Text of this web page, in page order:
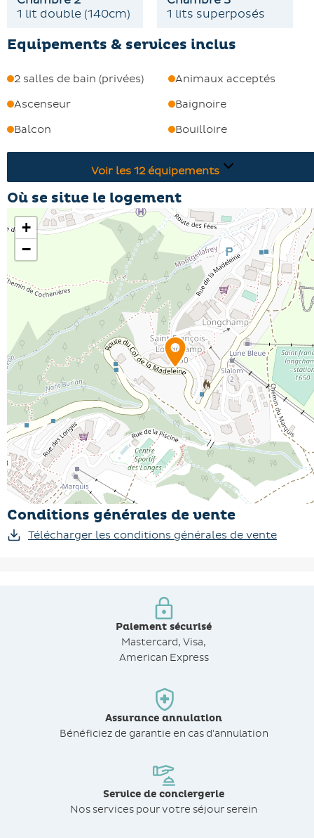
1 lit double (140cm)
1 lits superposés
Equipements & services inclus
2 salles de bain (privées)
Animaux acceptés
Ascenseur
Baignoire
Balcon
Bouilloire
Voir les 12 équipements
Où se situe le logement
+
−
Conditions générales de vente
Télécharger les conditions générales de vente
Paiement sécurisé
Mastercard, Visa,
American Express
Assurance annulation
Bénéficiez de garantie en cas d'annulation
Service de conciergerie
Nos services pour votre séjour serein